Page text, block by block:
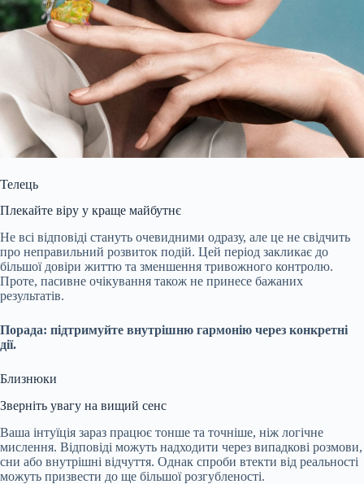
Телець
Плекайте віру у краще майбутнє
Не всі відповіді стануть очевидними одразу, але це не свідчить
про неправильний розвиток подій. Цей період закликає до
більшої довіри життю та зменшення тривожного контролю.
Проте, пасивне очікування також не принесе бажаних
результатів.
Порада: підтримуйте внутрішню гармонію через конкретні
дії.
Близнюки
Зверніть увагу на вищий сенс
Ваша інтуїція зараз працює тонше та точніше, ніж логічне
мислення. Відповіді можуть надходити через випадкові розмови,
сни або внутрішні відчуття. Однак спроби втекти від реальності
можуть призвести до ще більшої розгубленості.